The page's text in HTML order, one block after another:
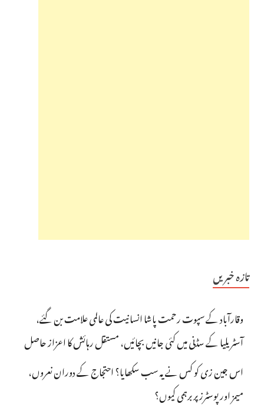
تازہ خبریں
وقارآباد کے سپوت رحمت پاشا انسانیت کی عالمی علامت بن گئے،
آسٹریلیا کے سڈنی میں کئی جانیں بچائیں، مستقل رہائش کا اعزاز حاصل
اس جین زی کو کس نے یہ سب سکھایا؟ احتجاج کے دوران نعروں،
میمز اور پوسٹرز پر برہمی کیوں؟